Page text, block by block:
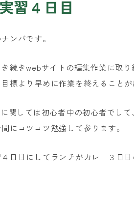
習４日目
ンバです。
続きwebサイトの編集作業に取り
標より早めに作業を終えること
関しては初心者中の初心者でして
にコツコツ勉強して参ります。
日目にしてランチがカレー３日目